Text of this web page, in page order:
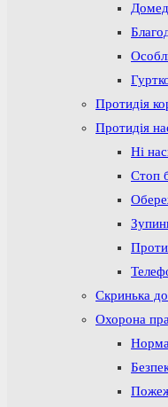
Протидія
Протидія
Ні
Стоп
Проти
Скринька
Охорона